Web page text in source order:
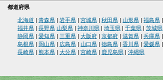
都道府県
北海道 青森県 岩手県 宮城県 秋田県 山形県 福島県
福井県
長野県 山梨県 神奈川県 埼玉県 千葉県 茨城県
静岡県
愛知県 三重県 大阪府 京都府 滋賀県 兵庫県
島根県
岡山県 広島県 山口県 徳島県 香川県 愛媛県
長崎県
熊本県 大分県 宮崎県 鹿児島県 沖縄県